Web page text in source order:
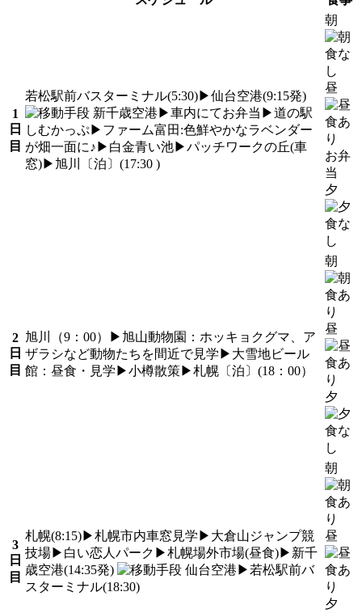
1
日
目
若松駅前バスターミナル(5:30)▶仙台空港(9:15発)
新千歳空港▶車内にてお弁当▶道の駅
しむかっぷ▶ファーム富田:色鮮やかなラベンダー
が畑一面に♪▶白金青い池▶パッチワークの丘(車
窓)▶旭川〔泊〕(17:30 )
朝
昼
お弁
当
夕
2
日
目
旭川（9：00）▶旭山動物園：ホッキョクグマ、ア
ザラシなど動物たちを間近で見学▶大雪地ビール
館：昼食・見学▶小樽散策▶札幌〔泊〕(18：00）
朝
昼
夕
3
日
目
札幌(8:15)▶札幌市内車窓見学▶大倉山ジャンプ競
技場▶白い恋人パーク▶札幌場外市場(昼食)▶新千
歳空港(14:35発)
仙台空港▶若松駅前バ
スターミナル(18:30)
朝
昼
夕